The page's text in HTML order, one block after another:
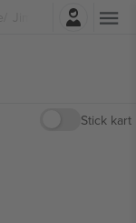
Jimmy Carr
Stick kart